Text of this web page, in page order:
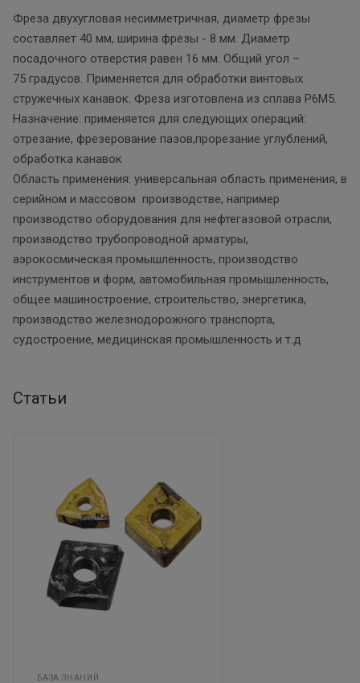
Фреза двухугловая несимметричная, диаметр фрезы
составляет 40 мм, ширина фрезы - 8 мм. Диаметр
посадочного отверстия равен 16 мм. Общий угол –
75 градусов. Применяется для обработки винтовых
стружечных канавок. Фреза изготовлена из сплава Р6М5.
Назначение: применяется для следующих операций:
отрезание, фрезерование пазов,прорезание углублений,
обработка канавок
Область применения: универсальная область применения, в
серийном и массовом производстве, например
производство оборудования для нефтегазовой отрасли,
производство трубопроводной арматуры,
аэрокосмическая промышленность, производство
инструментов и форм, автомобильная промышленность,
общее машиностроение, строительство, энергетика,
производство железнодорожного транспорта,
судостроение, медицинская промышленность и т.д
Статьи
БАЗА ЗНАНИЙ